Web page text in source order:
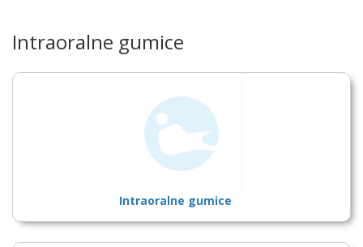
Intraoralne gumice
Intraoralne gumice